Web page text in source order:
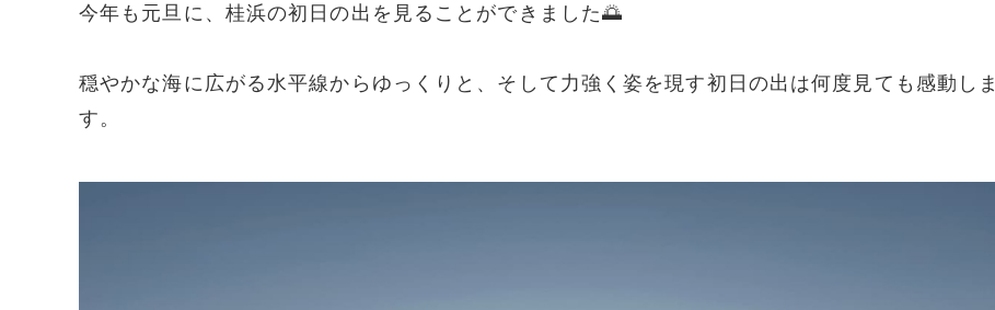
今年も元旦に、桂浜の初日の出を見ることができました🌅
穏やかな海に広がる水平線からゆっくりと、そして力強く姿を現す初日の出は何度見ても感動しま
す。